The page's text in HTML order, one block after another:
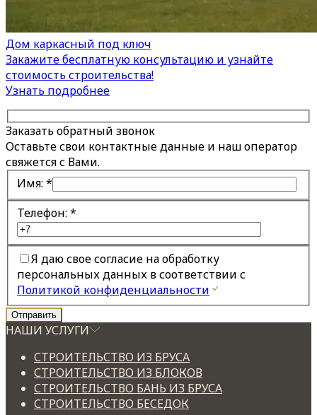
Дом каркасный под ключ
Закажите бесплатную консультацию и узнайте
стоимость строительства!
Узнать подробнее
Заказать обратный звонок
Оставьте свои контактные данные и наш оператор
свяжется с Вами.
Имя: *
Телефон: *
Я даю свое согласие на обработку
персональных данных в соответствии с
Политикой конфиденциальности
НАШИ УСЛУГИ
СТРОИТЕЛЬСТВО ИЗ БРУСА
СТРОИТЕЛЬСТВО ИЗ БЛОКОВ
СТРОИТЕЛЬСТВО БАНЬ ИЗ БРУСА
СТРОИТЕЛЬСТВО БЕСЕДОК